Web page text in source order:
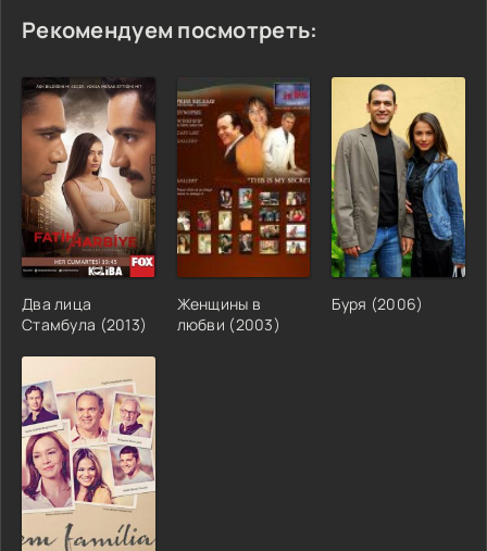
Рекомендуем посмотреть:
Два лица
Стамбула (2013)
Женщины в
любви (2003)
Буря (2006)